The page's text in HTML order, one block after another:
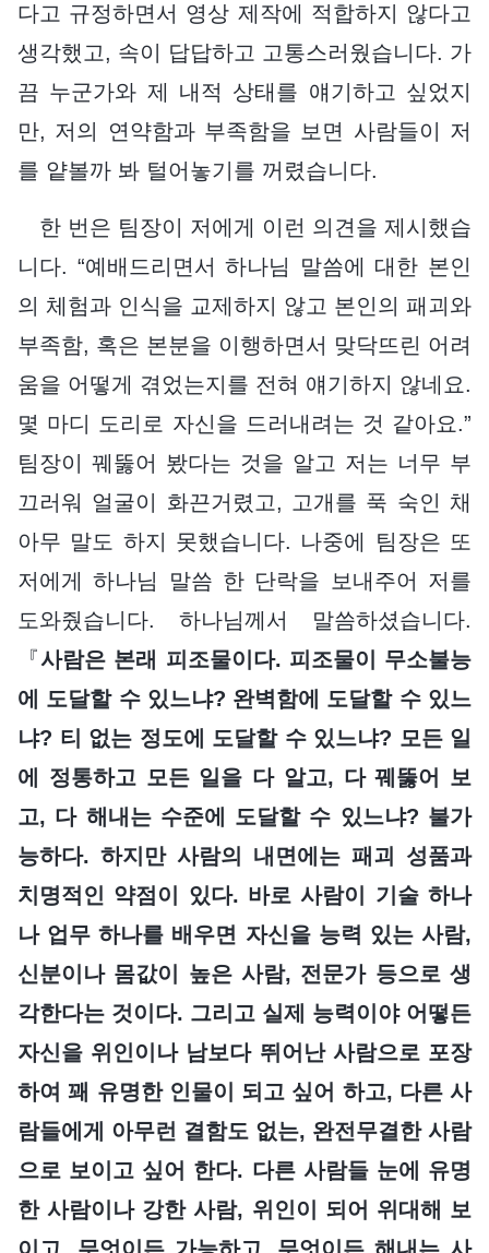
다고 규정하면서 영상 제작에 적합하지 않다고
생각했고, 속이 답답하고 고통스러웠습니다. 가
끔 누군가와 제 내적 상태를 얘기하고 싶었지
만, 저의 연약함과 부족함을 보면 사람들이 저
를 얕볼까 봐 털어놓기를 꺼렸습니다.
한 번은 팀장이 저에게 이런 의견을 제시했습
니다. “예배드리면서 하나님 말씀에 대한 본인
의 체험과 인식을 교제하지 않고 본인의 패괴와
부족함, 혹은 본분을 이행하면서 맞닥뜨린 어려
움을 어떻게 겪었는지를 전혀 얘기하지 않네요.
몇 마디 도리로 자신을 드러내려는 것 같아요.”
팀장이 꿰뚫어 봤다는 것을 알고 저는 너무 부
끄러워 얼굴이 화끈거렸고, 고개를 푹 숙인 채
아무 말도 하지 못했습니다. 나중에 팀장은 또
저에게 하나님 말씀 한 단락을 보내주어 저를
도와줬습니다. 하나님께서 말씀하셨습니다.
『사람은 본래 피조물이다. 피조물이 무소불능
에 도달할 수 있느냐? 완벽함에 도달할 수 있느
냐? 티 없는 정도에 도달할 수 있느냐? 모든 일
에 정통하고 모든 일을 다 알고, 다 꿰뚫어 보
고, 다 해내는 수준에 도달할 수 있느냐? 불가
능하다. 하지만 사람의 내면에는 패괴 성품과
치명적인 약점이 있다. 바로 사람이 기술 하나
나 업무 하나를 배우면 자신을 능력 있는 사람,
신분이나 몸값이 높은 사람, 전문가 등으로 생
각한다는 것이다. 그리고 실제 능력이야 어떻든
자신을 위인이나 남보다 뛰어난 사람으로 포장
하여 꽤 유명한 인물이 되고 싶어 하고, 다른 사
람들에게 아무런 결함도 없는, 완전무결한 사람
으로 보이고 싶어 한다. 다른 사람들 눈에 유명
한 사람이나 강한 사람, 위인이 되어 위대해 보
이고, 무엇이든 가능하고, 무엇이든 해내는 사